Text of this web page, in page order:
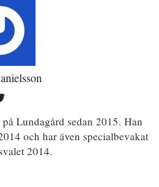
Lundagård sedan 2015. Han
och har även specialbevakat
2014.